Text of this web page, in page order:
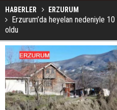
HABERLER ERZURUM
Erzurum’da heyelan nedeniyle
oldu